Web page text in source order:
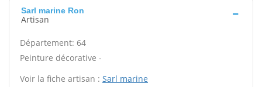
Sarl marine Ron
Artisan
Département: 64
Peinture décorative -
Voir la fiche artisan : Sarl marine